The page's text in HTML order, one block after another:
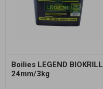
Boilies LEGEND BIOKRILL
24mm/3kg